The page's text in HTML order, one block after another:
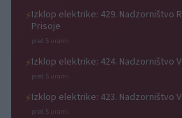
⚡Izklop elektrike: 429. Nadzorništvo
Prisoje
pred 5 urami
⚡Izklop elektrike: 424. Nadzorništvo
pred 5 urami
⚡Izklop elektrike: 423. Nadzorništvo
pred 5 urami